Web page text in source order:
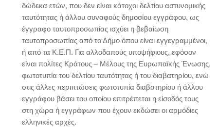
δώδεκα ετών, που δεν είναι κάτοχοι δελτίου αστυνομικής
ταυτότητας ή άλλου συναφούς δημοσίου εγγράφου, ως
έγγραφο ταυτοπροσωπίας ισχύει η βεβαίωση
ταυτοπροσωπίας από το Δήμο όπου είναι εγγεγραμμένοι,
ή από τα Κ.Ε.Π. Για αλλοδαπούς υποψήφιους, εφόσον
είναι πολίτες Κράτους – Μέλους της Ευρωπαϊκής Ένωσης,
φωτοτυπία του δελτίου ταυτότητας ή του διαβατηρίου, ενώ
στις άλλες περιπτώσεις φωτοτυπία διαβατηρίου ή άλλου
εγγράφου βάσει του οποίου επιτρέπεται η είσοδός τους
στη χώρα ή εγγράφων που έχουν εκδώσει οι αρμόδιες
ελληνικές αρχές.